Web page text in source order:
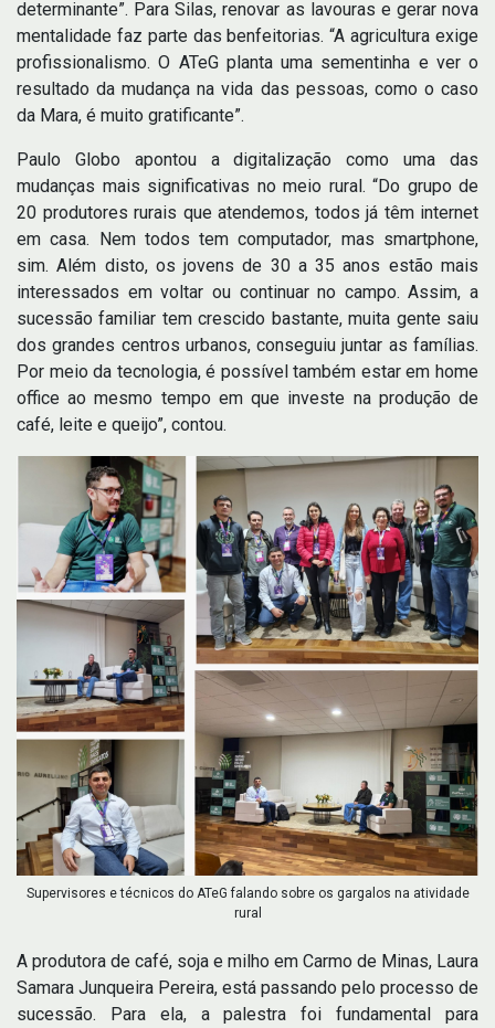
determinante”. Para Silas, renovar as lavouras e gerar nova
mentalidade faz parte das benfeitorias. “A agricultura exige
profissionalismo. O ATeG planta uma sementinha e ver o
resultado da mudança na vida das pessoas, como o caso
da Mara, é muito gratificante”.
Paulo Globo apontou a digitalização como uma das
mudanças mais significativas no meio rural. “Do grupo de
20 produtores rurais que atendemos, todos já têm internet
em casa. Nem todos tem computador, mas smartphone,
sim. Além disto, os jovens de 30 a 35 anos estão mais
interessados em voltar ou continuar no campo. Assim, a
sucessão familiar tem crescido bastante, muita gente saiu
dos grandes centros urbanos, conseguiu juntar as famílias.
Por meio da tecnologia, é possível também estar em home
office ao mesmo tempo em que investe na produção de
café, leite e queijo”, contou.
Supervisores e técnicos do ATeG falando sobre os gargalos na atividade
rural
A produtora de café, soja e milho em Carmo de Minas, Laura
Samara Junqueira Pereira, está passando pelo processo de
sucessão. Para ela, a palestra foi fundamental para